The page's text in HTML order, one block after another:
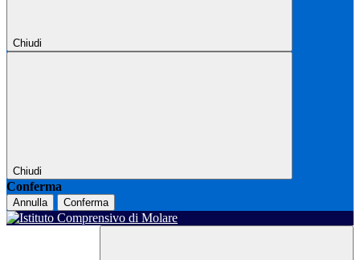
Chiudi
Chiudi
Conferma
Annulla Conferma